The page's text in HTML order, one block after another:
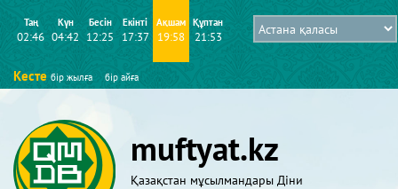
Таң
02:46
Күн
04:42
Бесін
12:25
Екінті
17:37
Ақшам
19:58
Құптан
21:53
Кесте бір жылға бір айға
muftyat.kz
Қазақстан мұсылмандары Діни